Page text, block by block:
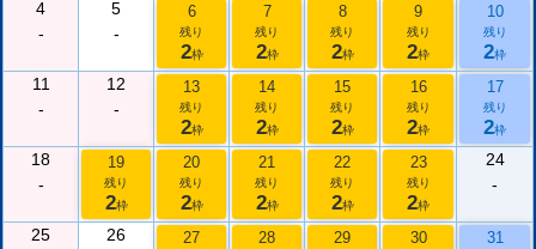
4
-
5
-
6
残り
2枠
7
残り
2枠
8
残り
2枠
9
残り
2枠
10
残り
2枠
11
-
12
-
13
残り
2枠
14
残り
2枠
15
残り
2枠
16
残り
2枠
17
残り
2枠
18
-
19
残り
2枠
20
残り
2枠
21
残り
2枠
22
残り
2枠
23
残り
2枠
24
-
25
26
27 28 29 30 31